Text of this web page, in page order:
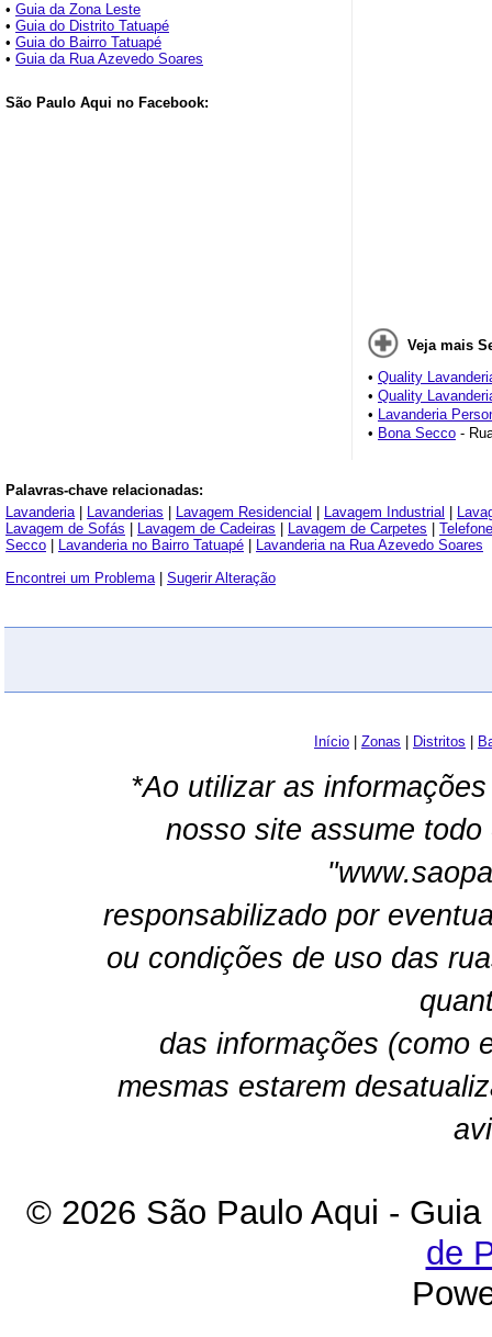
• Guia da Zona Leste
• Guia do Distrito Tatuapé
• Guia do Bairro Tatuapé
• Guia da Rua Azevedo Soares
São Paulo Aqui no Facebook:
Veja mais
• Quality
• Quality
• Lavanderia
• Bona Secco -
Palavras-chave relacionadas:
Lavanderia| Lavanderias Lavagem Residencial Lavagem Industrial
Lavagem de Sofás
Lavagem de Cadeiras Lavagem de Carpetes
Secco
Lavanderia no Bairro Tatuapé
Lavanderia na Rua Azevedo Soares
Encontrei um Problema| Sugerir Alteração
Início Zonas Distritos
*Ao utilizar as
nosso site assume
responsabilizado por
ou condições de uso das
das informações (como
mesmas estarem
© 2026 São Paulo Aqui -
de